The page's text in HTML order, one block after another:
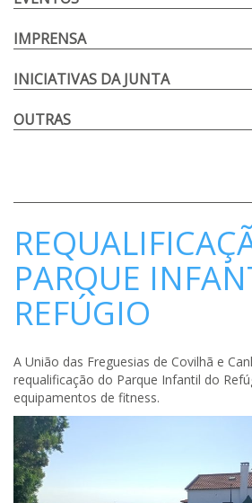
IMPRENSA
INICIATIVAS DA JUNTA
OUTRAS
PARQUE
REFÚGIO
A União das Freguesias de Covilhã e
requalificação do Parque Infantil do
equipamentos de fitness.